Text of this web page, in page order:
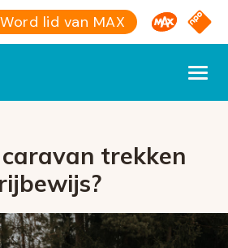
Word lid van MAX Omroep
NPO
trekken